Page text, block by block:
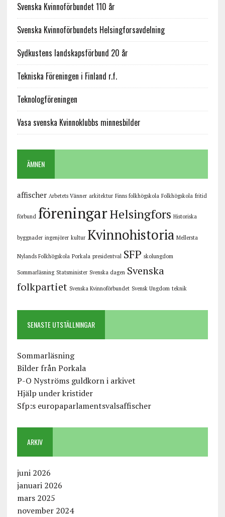
Svenska Kvinnoförbundet 110 år
Svenska Kvinnoförbundets Helsingforsavdelning
Sydkustens landskapsförbund 20 år
Tekniska Föreningen i Finland r.f.
Teknologföreningen
Vasa svenska Kvinnoklubbs minnesbilder
ÄMNEN
affischer Arbetets Vänner arkitektur Finns folkhögskola Folkhögskola fritid
förbund föreningarHelsingfors Historiska
byggnader ingenjörer kultur Kvinnohistoria Mellersta
Nylands Folkhögskola Porkala presidentval SFP skolungdom
Sommarläsning Statsminister Svenska dagen Svenska
folkpartiet Svenska Kvinnoförbundet Svensk Ungdom teknik
SENASTE UTSTÄLLNINGAR
Sommarläsning
Bilder från Porkala
P-O Nyströms guldkorn i arkivet
Hjälp under kristider
Sfp:s europaparlamentsvalsaffischer
ARKIV
juni 2026
januari 2026
mars 2025
november 2024